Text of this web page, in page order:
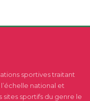
sportives traitant
national et
sites sportifs du genre le